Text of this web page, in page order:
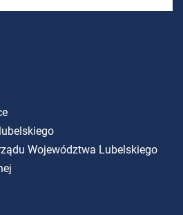
Województwa Lubelskiego